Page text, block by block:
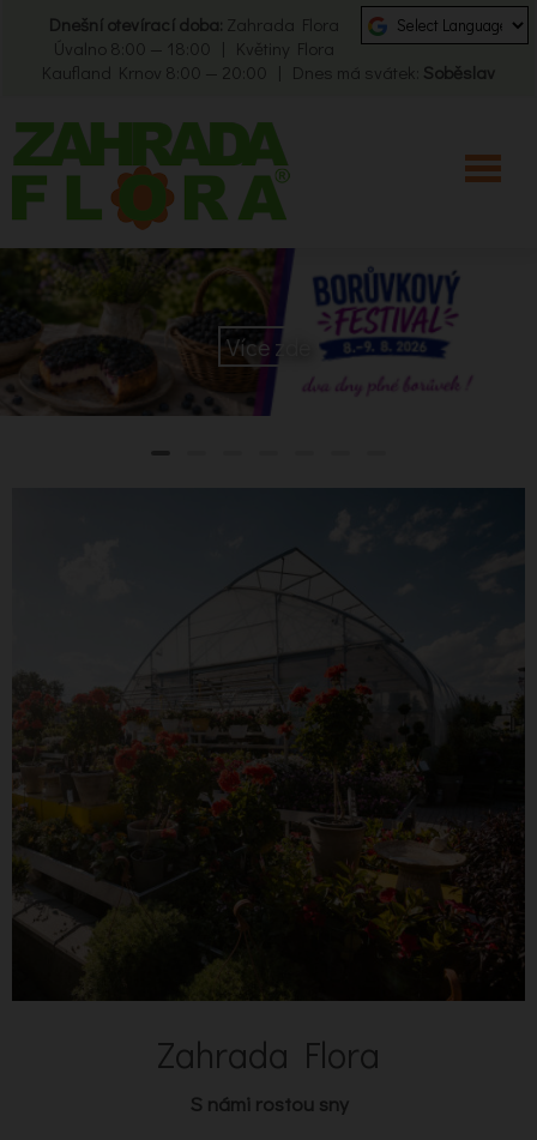
Dnešní otevírací doba: Zahrada Flora
Úvalno 8:00 — 18:00 | Květiny Flora
Kaufland Krnov 8:00 — 20:00 | Dnes má svátek: Soběslav
Více zde
Zahrada Flora
S námi rostou sny